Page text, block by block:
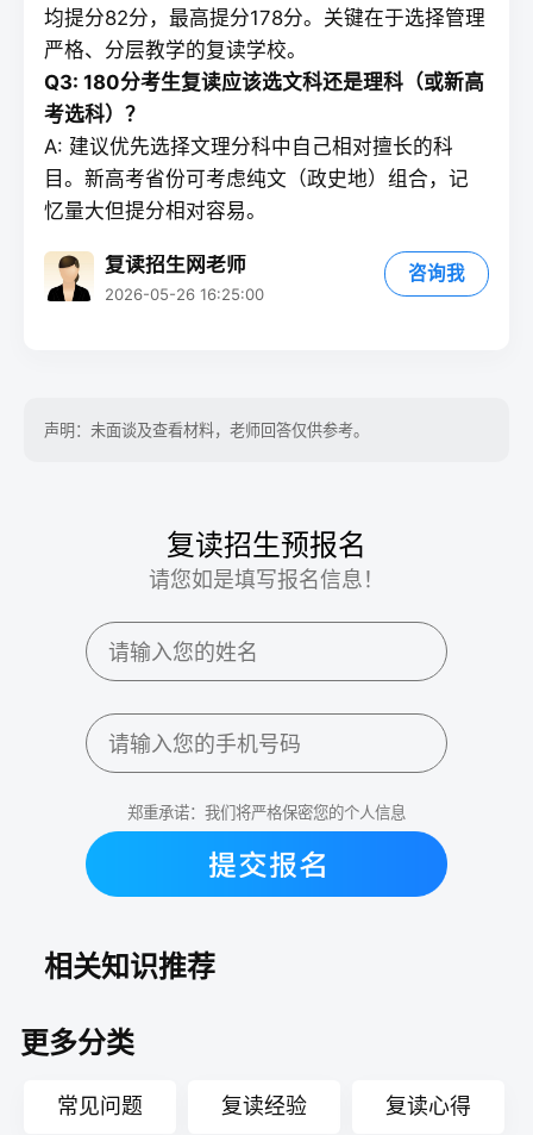
均提分82分，最高提分178分。关键在于选择管理
严格、分层教学的复读学校。
Q3: 180分考生复读应该选文科还是理科（或新高
考选科）？
A: 建议优先选择文理分科中自己相对擅长的科
目。新高考省份可考虑纯文（政史地）组合，记
忆量大但提分相对容易。
复读招生网老师
2026-05-26 16:25:00
咨询我
声明：未面谈及查看材料，老师回答仅供参考。
复读招生预报名
请您如是填写报名信息！
郑重承诺：我们将严格保密您的个人信息
相关知识推荐
更多分类
常见问题 复读经验 复读心得